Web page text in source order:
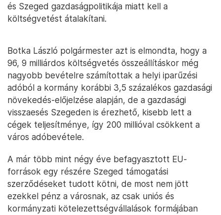
és Szeged gazdaságpolitikája miatt kell a
költségvetést átalakítani.
Botka László polgármester azt is elmondta, hogy a
96, 9 milliárdos költségvetés összeállításkor még
nagyobb bevételre számítottak a helyi iparűzési
adóból a kormány korábbi 3,5 százalékos gazdasági
növekedés-előjelzése alapján, de a gazdasági
visszaesés Szegeden is érezhető, kisebb lett a
cégek teljesítménye, így 200 millióval csökkent a
város adóbevétele.
A már több mint négy éve befagyasztott EU-
források egy részére Szeged támogatási
szerződéseket tudott kötni, de most nem jött
ezekkel pénz a városnak, az csak uniós és
kormányzati kötelezettségvállalások formájában